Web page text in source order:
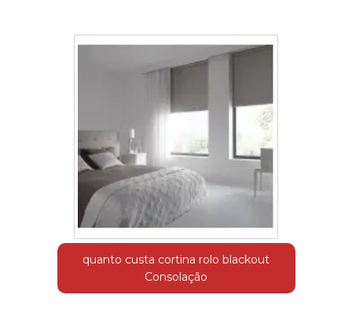
quanto custa cortina rolo blackout
Consolação